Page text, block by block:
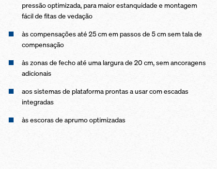
pressão optimizada, para maior estanquidade e montagem
fácil de fitas de vedação
às compensações até 25 cm em passos de 5 cm sem tala de
compensação
às zonas de fecho até uma largura de 20 cm, sem ancoragens
adicionais
aos sistemas de plataforma prontas a usar com escadas
integradas
às escoras de aprumo optimizadas